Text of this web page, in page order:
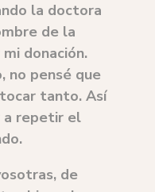
la doctora
de la
donación.
no pensé que
tanto. Así
a repetir el
de